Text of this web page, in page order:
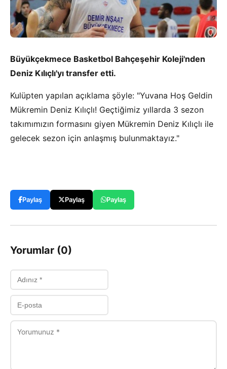
Büyükçekmece Basketbol Bahçeşehir Koleji'nden
Deniz Kılıçlı'yı transfer etti.
Kulüpten yapılan açıklama şöyle: "Yuvana Hoş Geldin
Mükremin Deniz Kılıçlı! Geçtiğimiz yıllarda 3 sezon
takımımızın formasını giyen Mükremin Deniz Kılıçlı ile
gelecek sezon için anlaşmış bulunmaktayız."
Paylaş Paylaş Paylaş
Yorumlar (0)